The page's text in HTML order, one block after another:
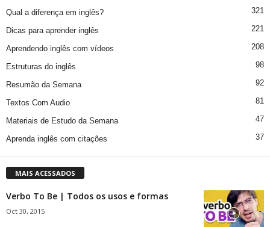
Qual a diferença em inglês? 321
Dicas para aprender inglês 221
Aprendendo inglês com vídeos 208
Estruturas do inglês 98
Resumão da Semana 92
Textos Com Audio 81
Materiais de Estudo da Semana 47
Aprenda inglês com citações 37
MAIS ACESSADOS
Verbo To Be | Todos os usos e formas
Oct 30, 2015